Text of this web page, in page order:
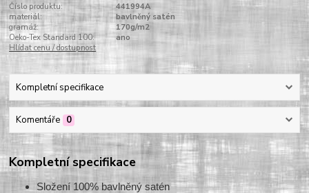
Číslo produktu:
441994A
materiál:
bavlněný satén
gramáž:
170g/m2
Oeko-Tex Standard 100:
ano
Hlídat cenu / dostupnost
Kompletní specifikace
Komentáře 0
Kompletní specifikace
Složení 100% bavlněný satén